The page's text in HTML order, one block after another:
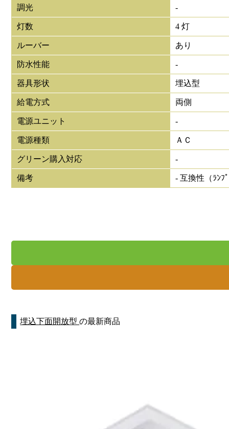
調光 -
灯数 4 灯
ルーバー あり
防水性能 -
器具形状 埋込型
給電方式 両側
電源ユニット -
電源種類 ＡＣ
グリーン購入対応 -
備考 - 互換性（ﾗﾝﾌ
埋込下面開放型の最新商品